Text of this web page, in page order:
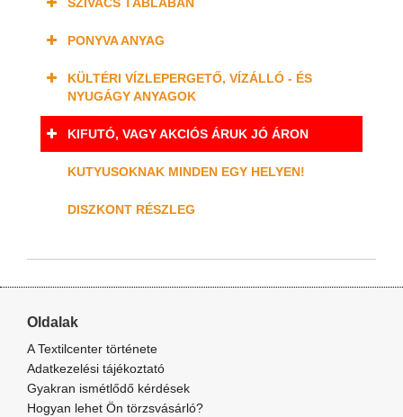
PONYVA ANYAG
KÜLTÉRI VÍZLEPERGETŐ, VÍZÁLLÓ - ÉS
NYUGÁGY ANYAGOK
KIFUTÓ, VAGY AKCIÓS ÁRUK JÓ ÁRON
KUTYUSOKNAK MINDEN EGY HELYEN!
DISZKONT RÉSZLEG
Oldalak
A Textilcenter története
Adatkezelési tájékoztató
Gyakran ismétlődő kérdések
Hogyan lehet Ön törzsvásárló?